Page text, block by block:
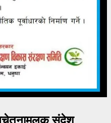
संदेश